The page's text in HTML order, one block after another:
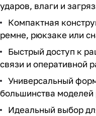
ударов, влаги и
Компактная
ремне, рюкзаке или
Быстрый доступ к
связи и оперативной
Универсальный
большинства моделей
Идеальный выбор